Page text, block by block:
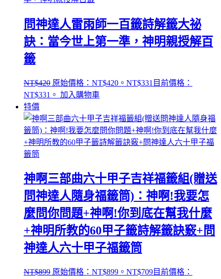
問神達人雷雨師一百籤詩解籤大祕
訣：當今世上第一準，神明親授解百
籤
NT$420 原始價格：NT$420。 NT$331 目前價格：
NT$331。 加入購物車
特價
神啊三部曲六十甲子吉祥福籤組(贈送
問神達人隨身福籤筒)：神啊!我要怎
麼問你問題+神啊!你到底在幫我什麼
+神明所教的60甲子籤詩解籤訣竅+問
神達人六十甲子福籤筒
NT$899 原始價格：NT$899。 NT$709目前價格：